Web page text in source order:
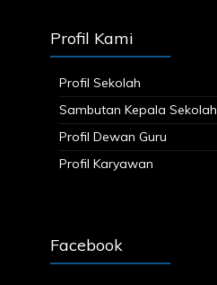
Profil Kami
Profil Sekolah
Sambutan Kepala Sekolah
Profil Dewan Guru
Profil Karyawan
Facebook